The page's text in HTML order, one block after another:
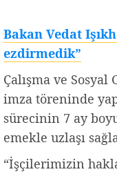
Bakan Vedat
ezdirmedik”
Çalışma ve
imza töreninde
sürecinin 7 ay
emekle uzlaşı
“İşçilerimizin